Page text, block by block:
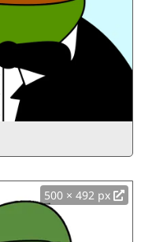
500 × 492 px